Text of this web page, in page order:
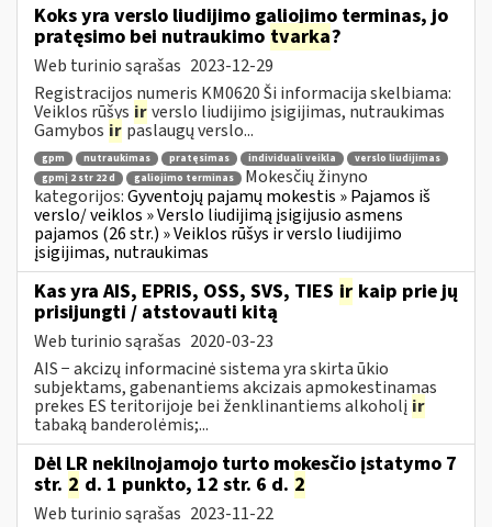
Koks yra verslo liudijimo galiojimo terminas, jo
pratęsimo bei nutraukimo tvarka?
Web turinio sąrašas 2023-12-29
Registracijos numeris KM0620 Ši informacija skelbiama:
Veiklos rūšys irverslo liudijimo įsigijimas, nutraukimas
Gamybos ir paslaugų verslo...
gpm nutraukimas pratęsimas individuali veikla
verslo liudijimas
gpmį 2 str 22 d
galiojimo terminas
Mokesčių žinyno
kategorijos:Gyventojų pajamų mokestis » Pajamos iš
verslo/ veiklos » Verslo liudijimą įsigijusio asmens
pajamos (26 str.) » Veiklos rūšys ir verslo liudijimo
įsigijimas, nutraukimas
Kas yra AIS, EPRIS, OSS, SVS, TIES ir kaip prie jų
prisijungti / atstovauti kitą
Web turinio sąrašas 2020-03-23
AIS − akcizų informacinė sistema yra skirta ūkio
subjektams, gabenantiems akcizais apmokestinamas
prekes ES teritorijoje bei ženklinantiems alkoholį ir
tabaką banderolėmis;...
Dėl LR nekilnojamojo turto mokesčio įstatymo 7
str. 2 d. 1 punkto, 12 str. 6 d. 2
Web turinio sąrašas 2023-11-22